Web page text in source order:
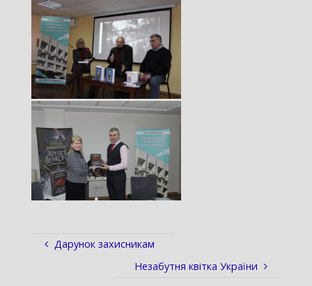
Дарунок захисникам
Незабутня квітка України